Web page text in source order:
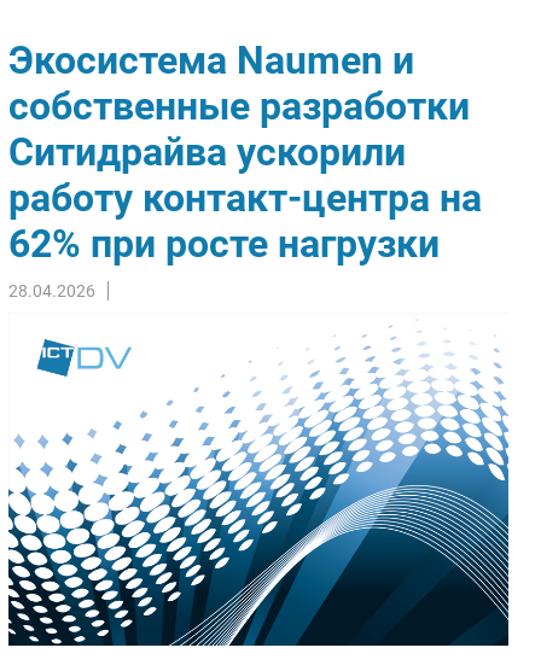
Импорто­замещение
Автоматизация Промышленности
Интернет
Мобильная связь
Фиксированная связь
Интеграция
Рынок ПК
Торговые сети
Оборудование
Outsourcing
Кадры
Регулирование
Финансы
Web
Безопасность
Инновации
Экосистема Naumen и
собственные разработки
Ситидрайва ускорили
работу контакт-центра на
62% при росте нагрузки
28.04.2026